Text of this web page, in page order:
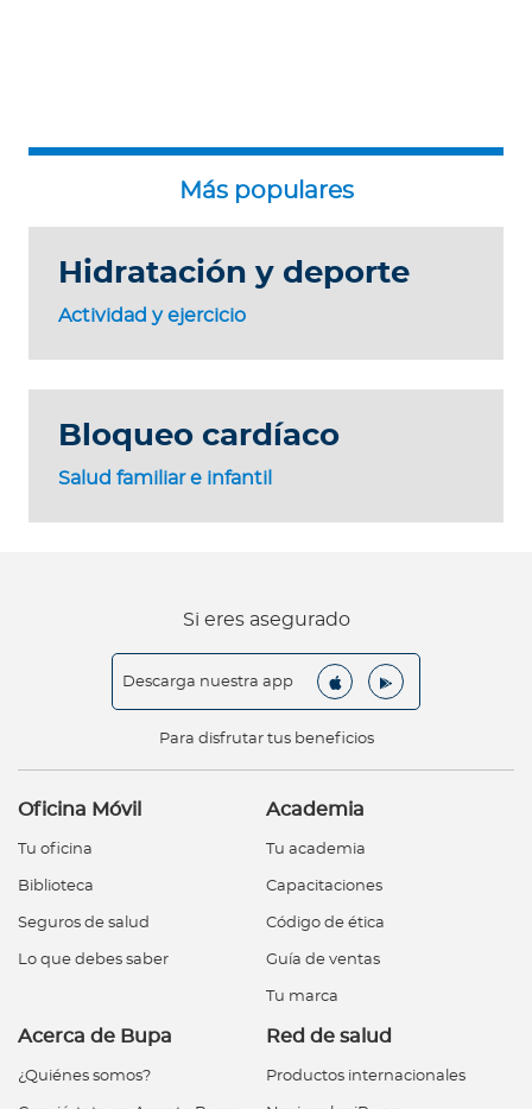
Actividad y ejercicio
Hidratación y deporte
Salud familiar e infantil
Bloqueo cardíaco
Si eres asegurado
Descarga nuestra app
Para disfrutar tus beneficios
Oficina Móvil
Tu oficina
Biblioteca
Seguros de salud
Lo que debes saber
Academia
Tu academia
Capacitaciones
Código de ética
Guía de ventas
Tu marca
Acerca de Bupa
¿Quiénes somos?
Red de salud
Productos internacionales